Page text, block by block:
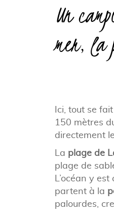
Un
mer, la
Ici, tout se
150 mètres
directement
La plage de
plage de
L’océan y
partent à la
palourdes,